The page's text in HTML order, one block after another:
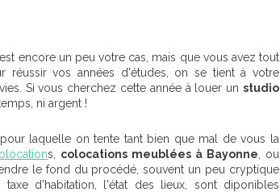
encore un peu votre cas, mais que vous avez tout
vos années d'études, on se tient à votre
Si vous cherchez cette année à louer un studio
ni argent !
laquelle on tente tant bien que mal de vous la
s, colocations meublées à Bayonne , ou
le fond du procédé, souvent un peu cryptique
d'habitation, l'état des lieux, sont diponibles